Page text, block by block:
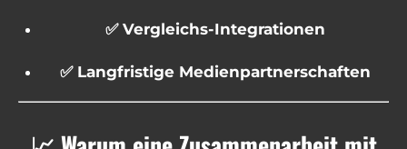
✅ Vergleichs-Integrationen
✅ Langfristige Medienpartnerschaften